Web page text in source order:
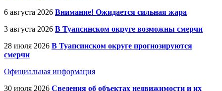
6 августа 2026 Внимание! Ожидается сильная жара
3 августа 2026 В Туапсинском округе возможны смерчи
28 июля 2026 В Туапсинском округе прогнозируются
смерчи
Официальная информация
30 июля 2026 Сведения об объектах недвижимости и их